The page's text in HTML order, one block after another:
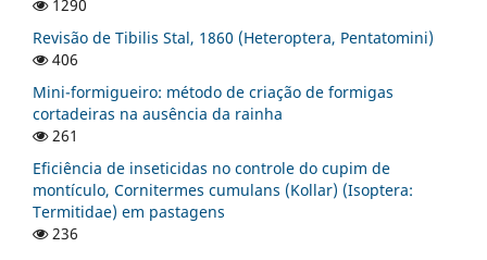
1290
Revisão de Tibilis Stal, 1860 (Heteroptera, Pentatomini)
406
Mini-formigueiro: método de criação de formigas
cortadeiras na ausência da rainha
261
Eficiência de inseticidas no controle do cupim de
montículo, Cornitermes cumulans (Kollar) (Isoptera:
Termitidae) em pastagens
236